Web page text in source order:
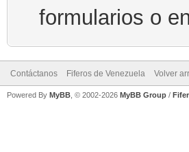
formularios o
Contáctanos Fiferos de Venezuela Volver
Powered By MyBB , © 2002-2026 MyBB Group /